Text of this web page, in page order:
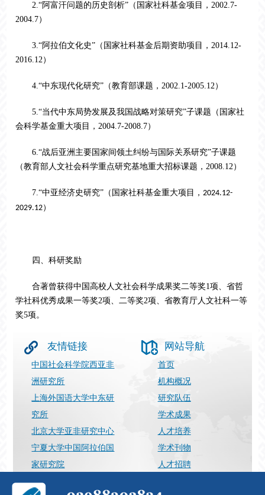
2.“阿富汗问题的历史剖析”（国家社科基金项目，2002.7-
2004.7）
3.“阿拉伯文化史”（国家社科基金后期资助项目，2014.12-
2016.12）
4.“中东现代化研究”（教育部课题，2002.1-2005.12）
5.“当代中东局势发展及我国战略对策研究”子课题（国家社
会科学基金重大项目，2004.7-2008.7）
6.“战后亚洲主要国家间领土纠纷与国际关系研究”子课题
（教育部人文社会科学重点研究基地重大招标课题，2008.12）
7.“中亚经济史研究”（国家社科基金重大项目，2024.12-
2029.12）
四、科研奖励
合著曾获得中国高校人文社会科学成果奖二等奖1项、省哲
学社科优秀成果一等奖2项、二等奖2项、省教育厅人文社科一等
奖5项。
友情链接
中国社会科学院西亚非
洲研究所
上海外国语大学中东研
究所
北京大学亚非研究中心
宁夏大学中国阿拉伯国
家研究院
上海国际问题研究院
网站导航
首页
机构概况
研究队伍
学术成果
人才培养
学术刊物
人才招聘